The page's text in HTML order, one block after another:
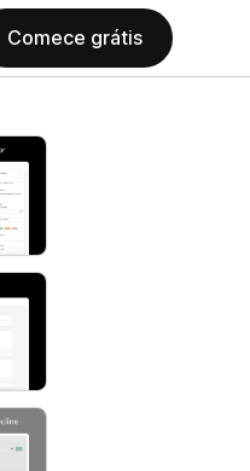
Comece grátis